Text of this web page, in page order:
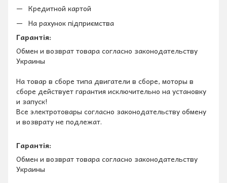
Кредитной картой
На рахунок підприємства
Гарантія:
Обмен и возврат товара согласно законодательству
Украины
На товар в сборе типа двигатели в сборе, моторы в
сборе действует гарантия исключительно на установку
и запуск!
Все электротовары согласно законодательству обмену
и возврату не подлежат.
Гарантія:
Обмен и возврат товара согласно законодательству
Украины